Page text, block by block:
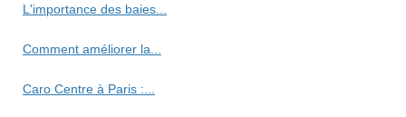
L'importance des baies...
Comment améliorer la...
Caro Centre à Paris :...